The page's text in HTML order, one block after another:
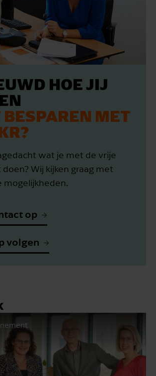
HOE JIJ
MET
wat je met de vrije
Wij kijken graag met
mogelijkheden.
op
volgen